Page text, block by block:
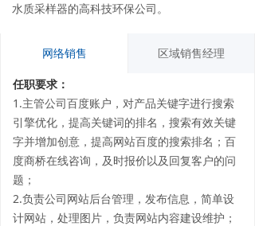
网络销售 区域销售经理
任职要求：
1.主管公司百度账户，对产品关键字进行搜索
引擎优化，提高关键词的排名，搜索有效关键
字并增加创意，提高网站百度的搜索排名；百
度商桥在线咨询，及时报价以及回复客户的问
题；
2.负责公司网站后台管理，发布信息，简单设
计网站，处理图片，负责网站内容建设维护；
水质采样器的高科技环保公司。